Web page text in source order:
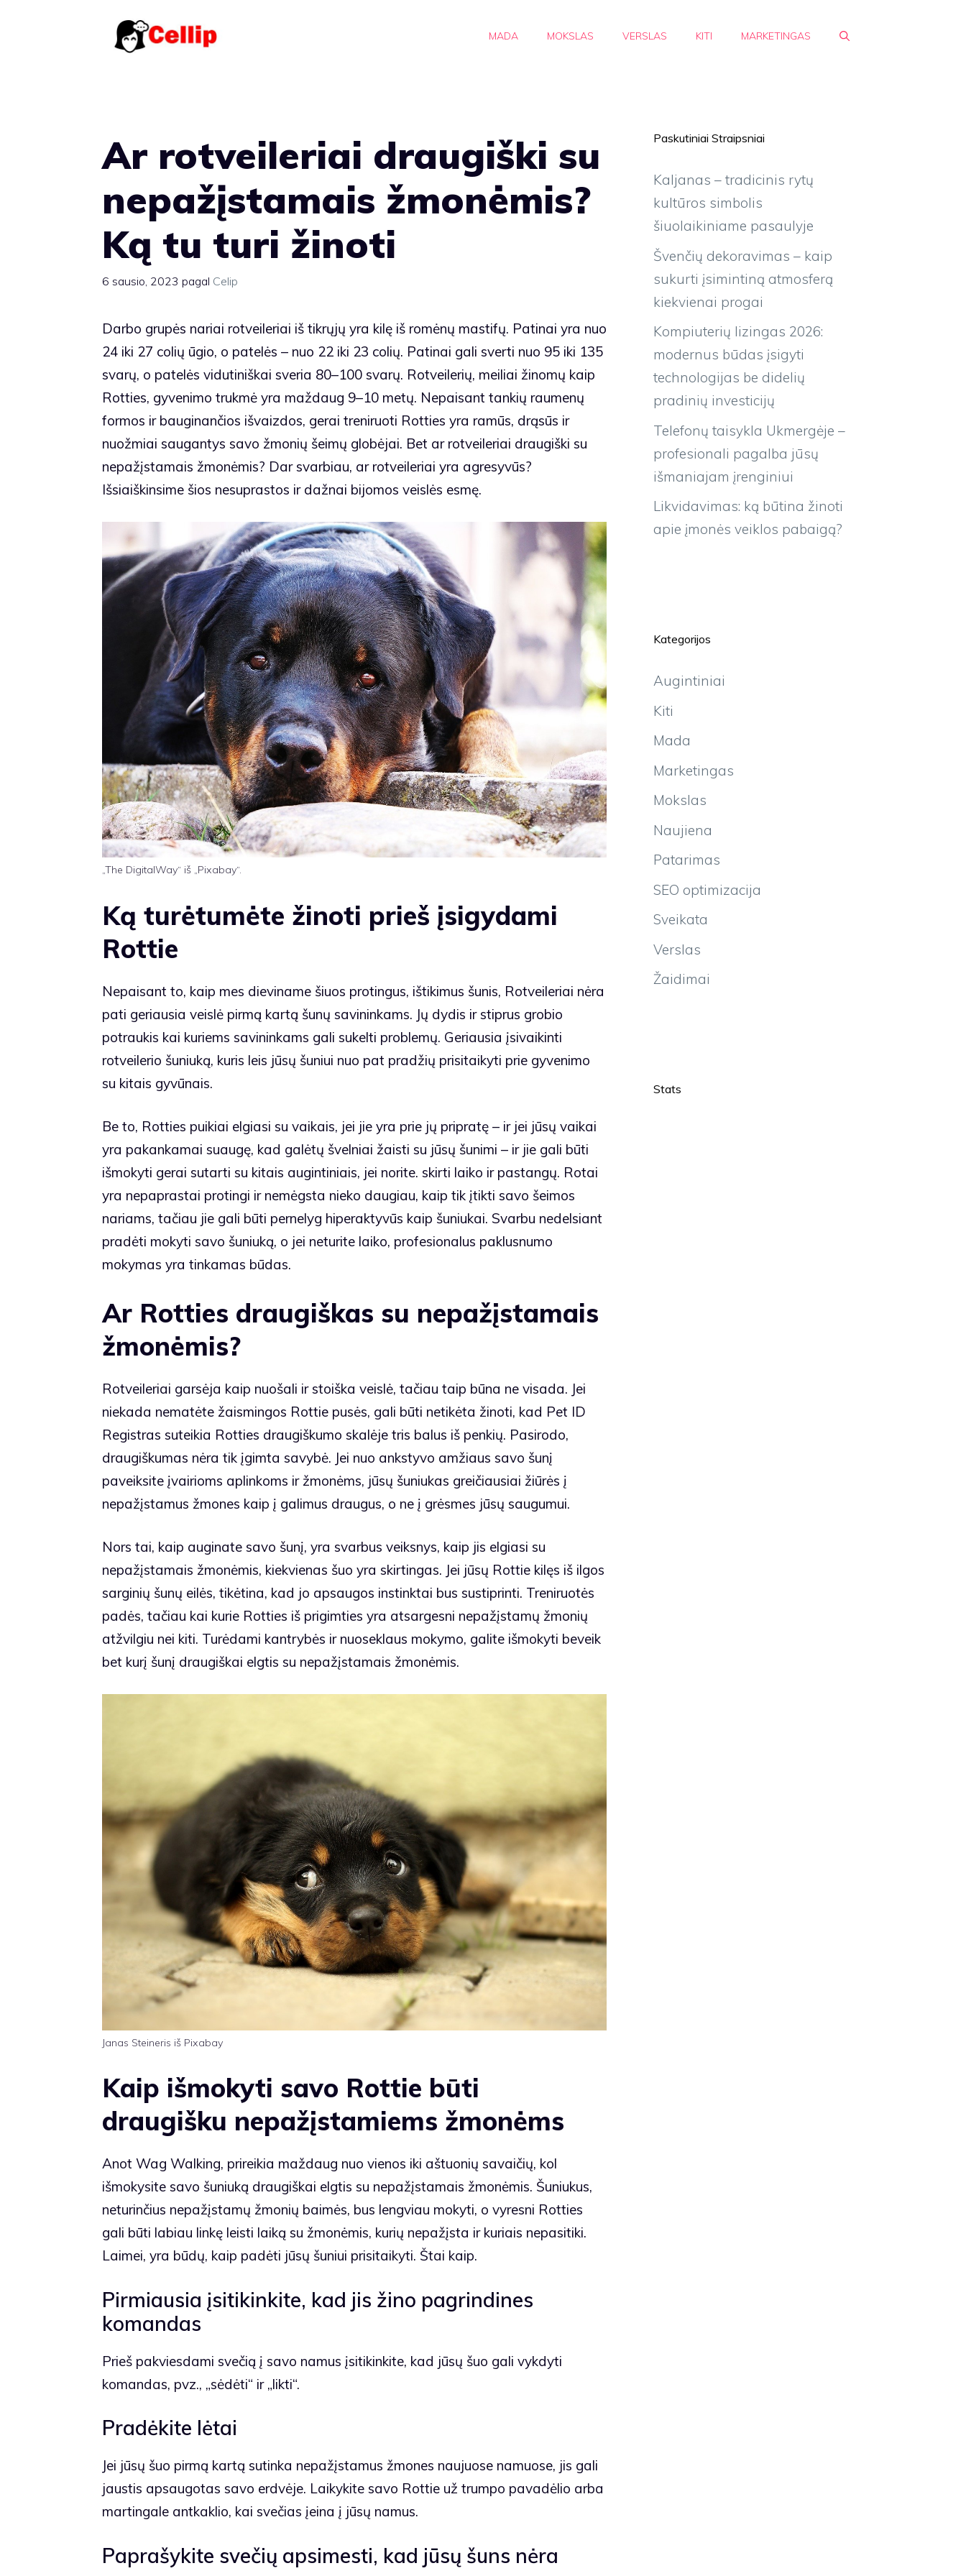
MADA MOKSLAS VERSLAS KITI MARKETINGAS
Ar rotveileriai draugiški su
nepažįstamais žmonėmis?
Ką tu turi žinoti
6 sausio, 2023 pagal Celip
Darbo grupės nariai rotveileriai iš tikrųjų yra kilę iš romėnų mastifų. Patinai yra nuo
24 iki 27 colių ūgio, o patelės – nuo 22 iki 23 colių. Patinai gali sverti nuo 95 iki 135
svarų, o patelės vidutiniškai sveria 80–100 svarų. Rotveilerių, meiliai žinomų kaip
Rotties, gyvenimo trukmė yra maždaug 9–10 metų. Nepaisant tankių raumenų
formos ir bauginančios išvaizdos, gerai treniruoti Rotties yra ramūs, drąsūs ir
nuožmiai saugantys savo žmonių šeimų globėjai. Bet ar rotveileriai draugiški su
nepažįstamais žmonėmis? Dar svarbiau, ar rotveileriai yra agresyvūs?
Išsiaiškinsime šios nesuprastos ir dažnai bijomos veislės esmę.
„The DigitalWay“ iš „Pixabay“.
Ką turėtumėte žinoti prieš įsigydami
Rottie
Nepaisant to, kaip mes dieviname šiuos protingus, ištikimus šunis, Rotveileriai nėra
pati geriausia veislė pirmą kartą šunų savininkams. Jų dydis ir stiprus grobio
potraukis kai kuriems savininkams gali sukelti problemų. Geriausia įsivaikinti
rotveilerio šuniuką, kuris leis jūsų šuniui nuo pat pradžių prisitaikyti prie gyvenimo
su kitais gyvūnais.
Be to, Rotties puikiai elgiasi su vaikais, jei jie yra prie jų pripratę – ir jei jūsų vaikai
yra pakankamai suaugę, kad galėtų švelniai žaisti su jūsų šunimi – ir jie gali būti
išmokyti gerai sutarti su kitais augintiniais, jei norite. skirti laiko ir pastangų. Rotai
yra nepaprastai protingi ir nemėgsta nieko daugiau, kaip tik įtikti savo šeimos
nariams, tačiau jie gali būti pernelyg hiperaktyvūs kaip šuniukai. Svarbu nedelsiant
pradėti mokyti savo šuniuką, o jei neturite laiko, profesionalus paklusnumo
mokymas yra tinkamas būdas.
Ar Rotties draugiškas su nepažįstamais
žmonėmis?
Rotveileriai garsėja kaip nuošali ir stoiška veislė, tačiau taip būna ne visada. Jei
niekada nematėte žaismingos Rottie pusės, gali būti netikėta žinoti, kad Pet ID
Registras suteikia Rotties draugiškumo skalėje tris balus iš penkių. Pasirodo,
draugiškumas nėra tik įgimta savybė. Jei nuo ankstyvo amžiaus savo šunį
paveiksite įvairioms aplinkoms ir žmonėms, jūsų šuniukas greičiausiai žiūrės į
nepažįstamus žmones kaip į galimus draugus, o ne į grėsmes jūsų saugumui.
Nors tai, kaip auginate savo šunį, yra svarbus veiksnys, kaip jis elgiasi su
nepažįstamais žmonėmis, kiekvienas šuo yra skirtingas. Jei jūsų Rottie kilęs iš ilgos
sarginių šunų eilės, tikėtina, kad jo apsaugos instinktai bus sustiprinti. Treniruotės
padės, tačiau kai kurie Rotties iš prigimties yra atsargesni nepažįstamų žmonių
atžvilgiu nei kiti. Turėdami kantrybės ir nuoseklaus mokymo, galite išmokyti beveik
bet kurį šunį draugiškai elgtis su nepažįstamais žmonėmis.
Janas Steineris iš Pixabay
Kaip išmokyti savo Rottie būti
draugišku nepažįstamiems žmonėms
Anot Wag Walking, prireikia maždaug nuo vienos iki aštuonių savaičių, kol
išmokysite savo šuniuką draugiškai elgtis su nepažįstamais žmonėmis. Šuniukus,
neturinčius nepažįstamų žmonių baimės, bus lengviau mokyti, o vyresni Rotties
gali būti labiau linkę leisti laiką su žmonėmis, kurių nepažįsta ir kuriais nepasitiki.
Laimei, yra būdų, kaip padėti jūsų šuniui prisitaikyti. Štai kaip.
Pirmiausia įsitikinkite, kad jis žino pagrindines
komandas
Prieš pakviesdami svečią į savo namus įsitikinkite, kad jūsų šuo gali vykdyti
komandas, pvz., „sėdėti“ ir „likti“.
Pradėkite lėtai
Jei jūsų šuo pirmą kartą sutinka nepažįstamus žmones naujuose namuose, jis gali
jaustis apsaugotas savo erdvėje. Laikykite savo Rottie už trumpo pavadėlio arba
martingale antkaklio, kai svečias įeina į jūsų namus.
Paprašykite svečių apsimesti, kad jūsų šuns nėra
Paskutiniai Straipsniai
Kaljanas – tradicinis rytų
kultūros simbolis
šiuolaikiniame pasaulyje
Švenčių dekoravimas – kaip
sukurti įsimintiną atmosferą
kiekvienai progai
Kompiuterių lizingas 2026:
modernus būdas įsigyti
technologijas be didelių
pradinių investicijų
Telefonų taisykla Ukmergėje –
profesionali pagalba jūsų
išmaniajam įrenginiui
Likvidavimas: ką būtina žinoti
apie įmonės veiklos pabaigą?
Kategorijos
Augintiniai
Kiti
Mada
Marketingas
Mokslas
Naujiena
Patarimas
SEO optimizacija
Sveikata
Verslas
Žaidimai
Stats